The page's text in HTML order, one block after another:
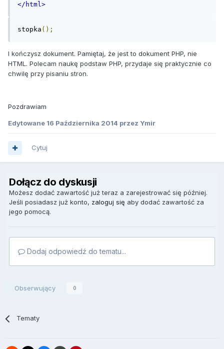
</html>
stopka ();
I kończysz dokument. Pamiętaj, że jest to dokument PHP, nie
HTML. Polecam naukę podstaw PHP, przydaje się praktycznie co
chwilę przy pisaniu stron.
Pozdrawiam
Edytowane 16 Października 2014 przez Ymir
Cytuj
Dołącz do dyskusji
Możesz dodać zawartość już teraz a zarejestrować się później.
Jeśli posiadasz już konto, zaloguj się aby dodać zawartość za
jego pomocą.
Dodaj odpowiedź do tematu...
Obserwujący 0
Tematy